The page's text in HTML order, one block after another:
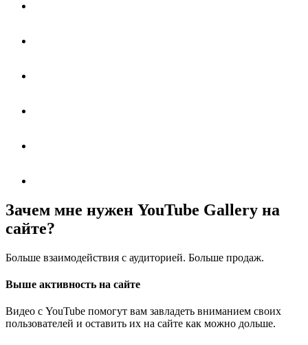
Зачем мне нужен YouTube Gallery на
сайте?
Больше взаимодействия с аудиторией. Больше продаж.
Выше активность на сайте
Видео с YouTube помогут вам завладеть вниманием своих
пользователей и оставить их на сайте как можно дольше.